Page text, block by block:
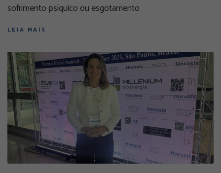
sofrimento psíquico ou esgotamento
LEIA MAIS